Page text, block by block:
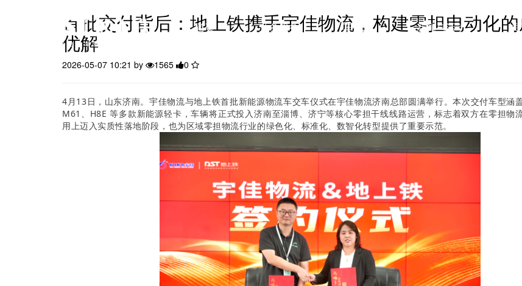
首页 业务服务 车型库 新闻与活动
首批交付背后：地上铁携手宇佳物流，构建零担电动化
优解
2026-05-07 10:21 by 1565 0
4月13日，山东济南。宇佳物流与地上铁首批新能源物流车交车仪式在宇佳物流济南总部圆满举行。本次交付车型涵
M61、H8E 等多款新能源轻卡，车辆将正式投入济南至淄博、济宁等核心零担干线线路运营，标志着双方在零担物
用上迈入实质性落地阶段，也为区域零担物流行业的绿色化、标准化、数智化转型提供了重要示范。
图/宇佳物流与地上铁携手达成合作